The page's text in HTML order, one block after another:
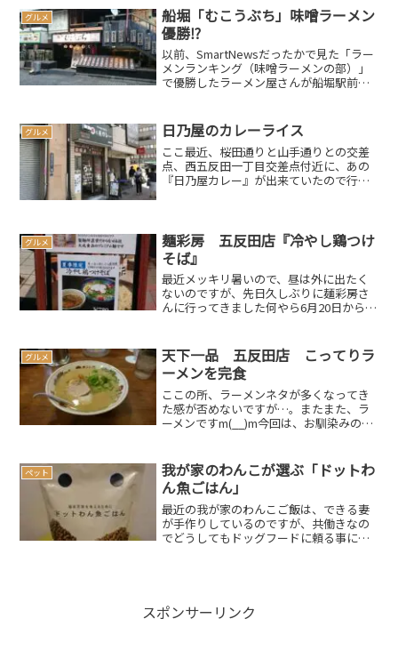
の夏至は、6月22日（土）だったそうです
夏至は一年の中で...
グルメ
船堀「むこうぶち」味噌ラーメン
優勝⁉
以前、SmartNewsだったかで見た「ラー
メンランキング（味噌ラーメンの部）」
で優勝したラーメン屋さんが船堀駅前に
聞いて行列に並ぶのも辞さない覚悟で行
ったのですが、...
グルメ 日乃屋のカレーライス
ここ最近、桜田通りと山手通りとの交差
点、西五反田一丁目交差点付近に、あの
『日乃屋カレー』が出来ていたので行っ
(adsbygoogle = w...
グルメ
麺彩房 五反田店『冷やし鶏つけ
そば』
最近メッキリ暑いので、昼は外に出たく
ないのですが、先日久しぶりに麺彩房さ
んに行ってきました何やら6月20日から夏
日は遅めのランチで13：30頃に入店した
ので、20食限定...
グルメ
天下一品 五反田店 こってりラ
ーメンを完食
ここの所、ラーメンネタが多くなってき
た感が否めないですが…。またまた、ラ
ーメンですm(__)m今回は、お馴染みの、
品となってしまいました。並ぶ事無く、
入店注文から程無く...
ペット
我が家のわんこが選ぶ「ドットわ
ん魚ごはん」
最近の我が家のわんこご飯は、できる妻
が手作りしているのですが、共働きなの
でどうしてもドッグフードに頼る事にな
スポンサーリンク